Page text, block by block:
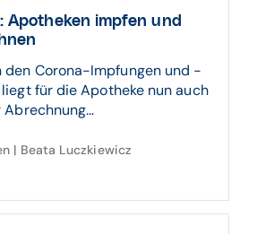
Apotheken impfen und
den Corona-Impfungen und -
für die Apotheke nun auch
| Beata Luczkiewicz